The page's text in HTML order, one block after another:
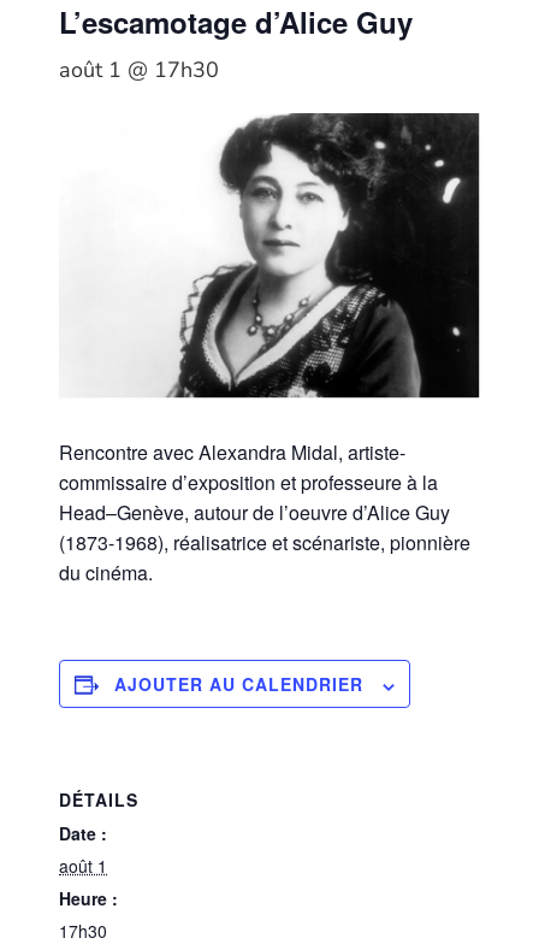
L’escamotage d’Alice Guy
août 1 @ 17h30
Rencontre avec Alexandra Midal, artiste-
commissaire d’exposition et professeure à la
Head–Genève, autour de l’oeuvre d’Alice Guy
(1873-1968), réalisatrice et scénariste, pionnière
du cinéma.
AJOUTER AU CALENDRIER
DÉTAILS
Date :
août 1
Heure :
17h30